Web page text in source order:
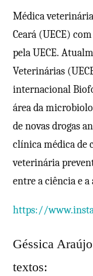
Médica
Ceará (UECE)
pela UECE.
Veterinárias
internacional
área da
de novas drogas
clínica médica de
veterinária
entre a ciência e
https://
Géssica
textos: